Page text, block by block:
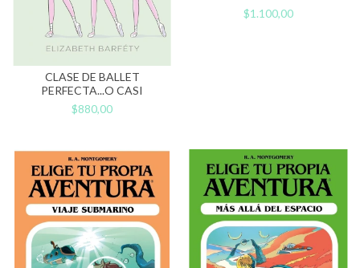
CLASE DE BALLET
PERFECTA...O CASI
$880,00
$1.100,00